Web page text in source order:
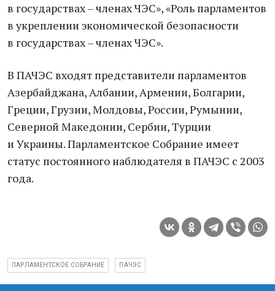
в государствах – членах ЧЭС», «Роль парламентов
в укреплении экономической безопасности
в государствах – членах ЧЭС».
В ПАЧЭС входят представители парламентов
Азербайджана, Албании, Армении, Болгарии,
Греции, Грузии, Молдовы, России, Румынии,
Северной Македонии, Сербии, Турции
и Украины. Парламентское Собрание имеет
статус постоянного наблюдателя в ПАЧЭС с 2003
года.
ПАРЛАМЕНТСКОЕ СОБРАНИЕ ПАЧЭС